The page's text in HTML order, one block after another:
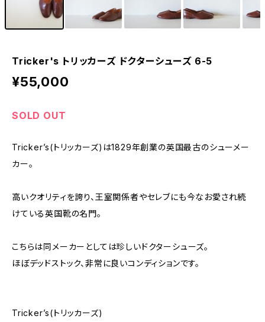
Tricker's トリッカーズ ドクターシューズ 6-5
¥55,000
SOLD OUT
Tricker’s(トリッカーズ)は1829年創業の英国最古のシューメー
カー。
高いクオリティを誇り、王室関係者やセレブにも今なお愛され続
けている英国靴の名門。
こちらは同メーカーとしては珍しいドクターシューズ。
ほぼデッドストック、非常に良いコンディションです。
Tricker’s(トリッカーズ)